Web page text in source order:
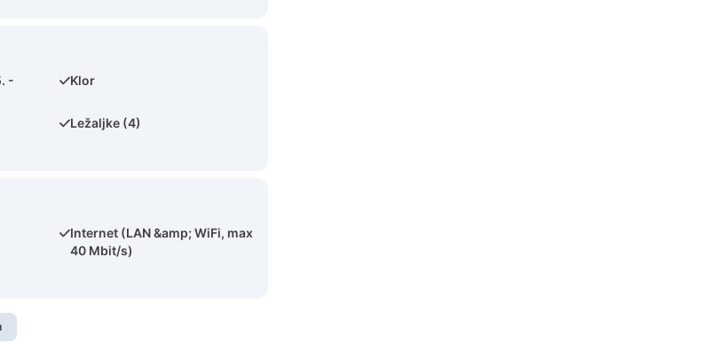
-
Klor
Ležaljke (4)
Internet (LAN &amp; WiFi, max
40 Mbit/s)